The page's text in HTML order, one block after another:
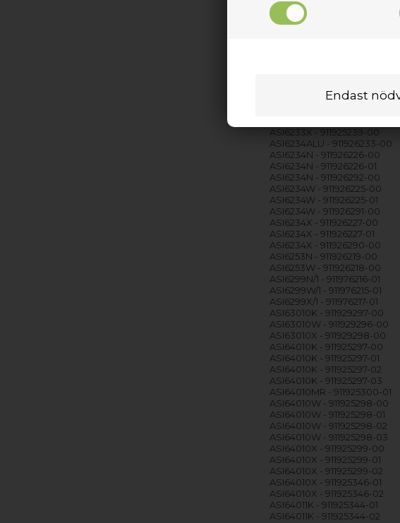
ASI6224X - 911925273-00
ASI6228N - 911925250-00
ASI6233MR - 911925076-00
ASI6233X - 911925239-00
ASI6234ALU - 911926233-00
ASI6234N - 911926226-00
ASI6234N - 911926226-01
ASI6234N - 911926292-00
ASI6234W - 911926225-00
ASI6234W - 911926225-01
ASI6234W - 911926291-00
ASI6234X - 911926227-00
ASI6234X - 911926227-01
ASI6234X - 911926290-00
ASI6253N - 911926219-00
ASI6253W - 911926218-00
ASI6299N/1 - 911976216-01
ASI6299W/1 - 911976215-01
ASI6299X/1 - 911976217-01
ASI63010K - 911929297-00
ASI63010W - 911929296-00
ASI63010X - 911929298-00
ASI64010K - 911925297-00
ASI64010K - 911925297-01
ASI64010K - 911925297-02
ASI64010K - 911925297-03
ASI64010MR - 911925300-01
ASI64010W - 911925298-00
ASI64010W - 911925298-01
ASI64010W - 911925298-02
ASI64010W - 911925298-03
ASI64010X - 911925299-00
ASI64010X - 911925299-01
ASI64010X - 911925299-02
ASI64010X - 911925346-01
ASI64010X - 911925346-02
ASI64011K - 911925344-01
ASI64011K - 911925344-02